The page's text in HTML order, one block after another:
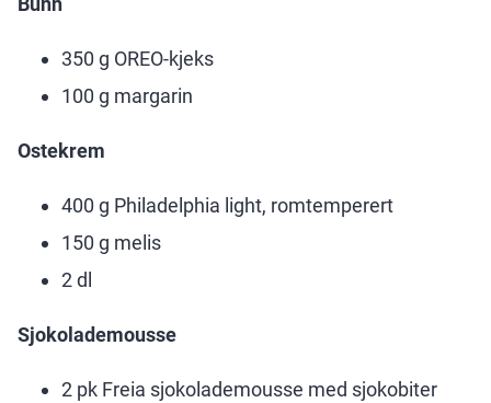
350 g OREO-kjeks
100 g margarin
Ostekrem
400 g Philadelphia light, romtemperert
150 g melis
2 dl
Sjokolademousse
2 pk Freia sjokolademousse med sjokobiter